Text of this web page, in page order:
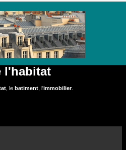
l'habitat
, le batiment , l'immobilier.